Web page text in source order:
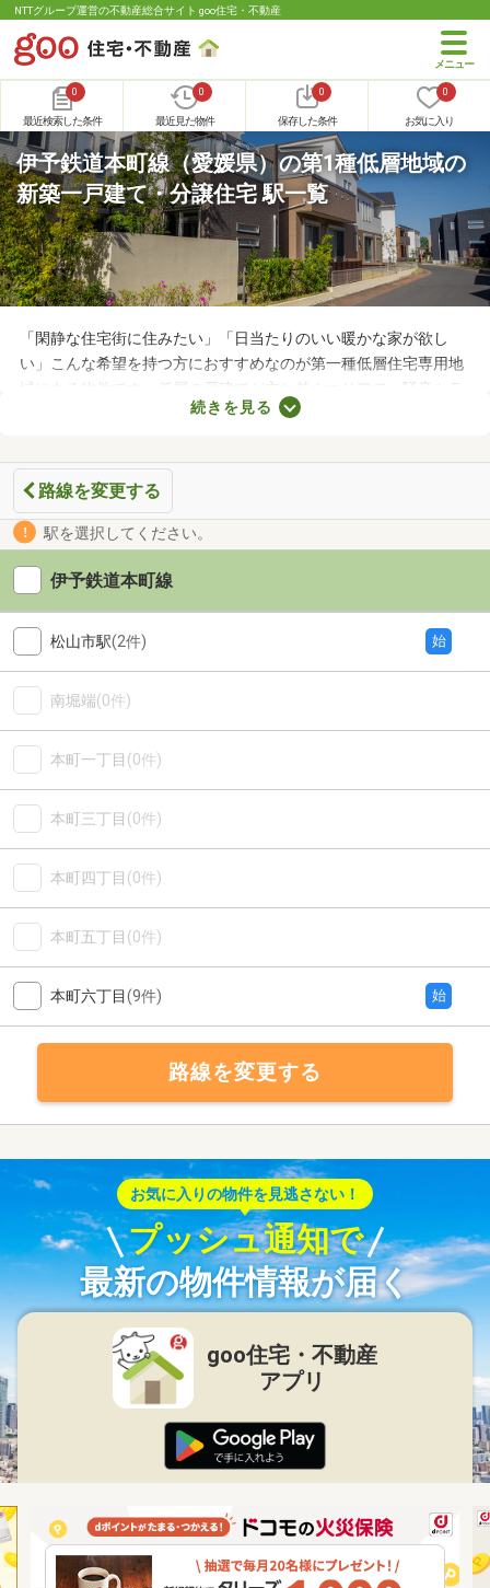
NTTグループ運営の不動産総合サイト goo住宅・不動産
0
最近検索した条件
0
最近見た物件
0
保存した条件
0
お気に入り
伊予鉄道本町線（愛媛県）の第1種低層地域の
新築一戸建て・分譲住宅 駅一覧
「閑静な住宅街に住みたい」「日当たりのいい暖かな家が欲し
い」こんな希望を持つ方におすすめなのが第一種低層住宅専用地
域にある物件です。低層の戸建てが立ち並ぶエリアで、騒音トラ
ブルが少ない・住みやすい・高層の建物によって日光が遮断され
住居専用地域の新築一戸建てを紹介します。
続きを見る
路線を変更する
駅を選択してください。
伊予鉄道本町線
松山市駅(2件) 始
南堀端(0件)
本町一丁目 (0件)
本町三丁目 (0件)
本町四丁目 (0件)
本町五丁目 (0件)
本町六丁目(9件) 始
路線を変更する
お気に入りの物件を見逃さない！
プッシュ通知で
最新の物件情報が届く
goo住宅・不動産
アプリ